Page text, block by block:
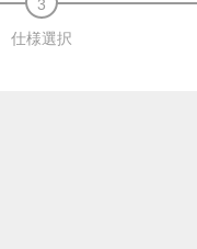
仕様選択